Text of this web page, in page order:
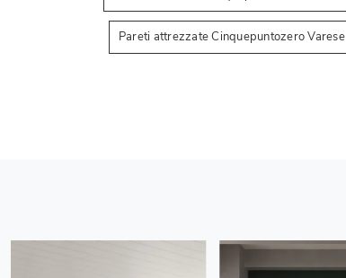
Pareti attrezzate Cinquepuntozero Varese